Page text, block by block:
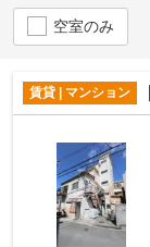
空室のみ
賃貸 | マンション